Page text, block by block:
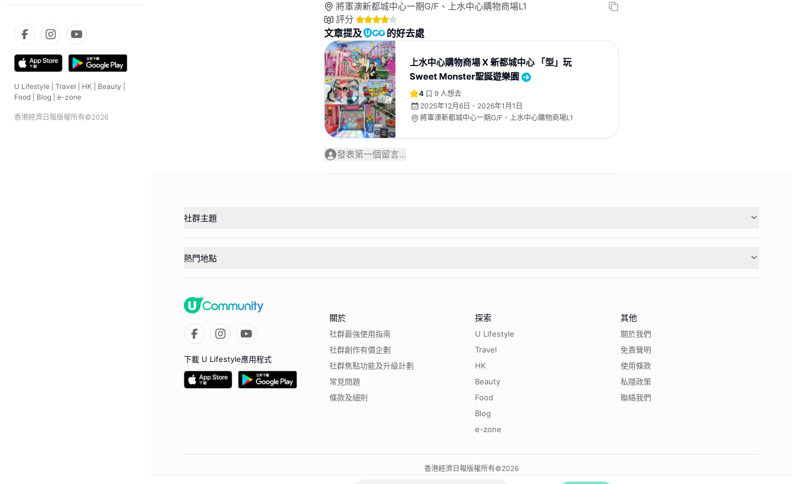
U Lifestyle Travel HK Beauty
Food
Blog e-zone
香港經濟日報版權所有©2026
將軍澳新都城中心一期G/F、上水中心購物商場L1
評分
文章提及 的好去處
上水中心購物商場 X 新都城中心 「型」玩
Sweet Monster聖誕遊樂園
4 9 人想去
2025年12月6日 - 2026年1月1日
將軍澳新都城中心一期G/F、上水中心購物商場L1
發表第一個留言...
社群主題
熱門地點
下載 U Lifestyle應用程式
關於
社群最強使用指南
社群創作有價企劃
社群焦點功能及升級計劃
常見問題
條款及細則
探索
U Lifestyle
Travel
HK
Beauty
Food
Blog
e-zone
其他
關於我們
免責聲明
使用條款
私隱政策
聯絡我們
香港經濟日報版權所有©2026